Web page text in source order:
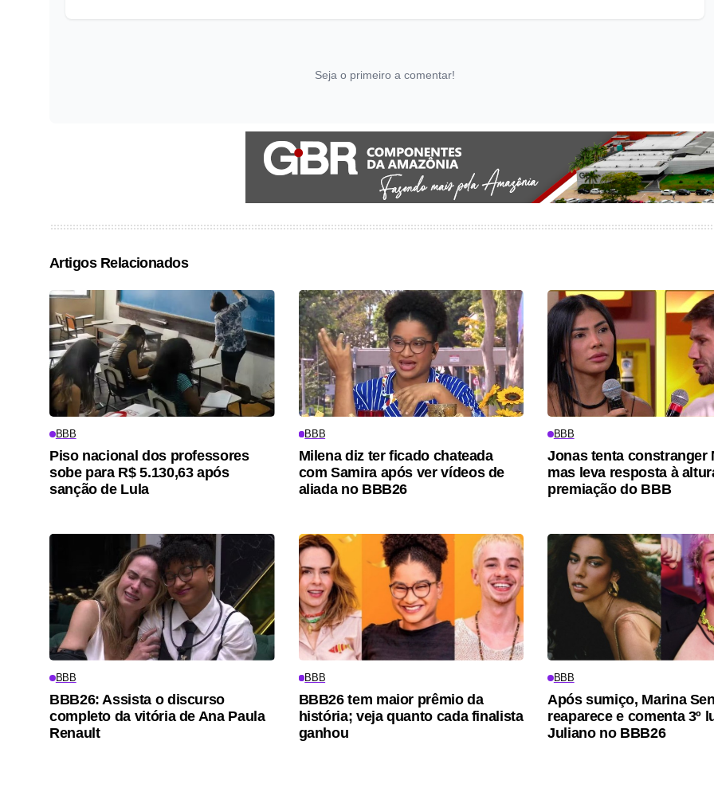
Seja o primeiro a comentar!
Artigos Relacionados
BBB
Piso nacional dos professores
sobe para R$ 5.130,63 após
sanção de Lula
BBB
Milena diz ter ficado chateada
com Samira após ver vídeos de
aliada no BBB26
BBB
Jonas tenta constranger
mas leva resposta à
premiação do BBB
BBB
BBB26: Assista o discurso
completo da vitória de Ana Paula
Renault
BBB
BBB26 tem maior prêmio da
história; veja quanto cada finalista
ganhou
BBB
Após sumiço, Marina
reaparece e comenta 3º
Juliano no BBB26